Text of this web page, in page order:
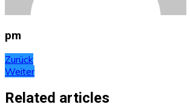
pm
Beitragsnavigation
Zurück
Weiter
Related articles